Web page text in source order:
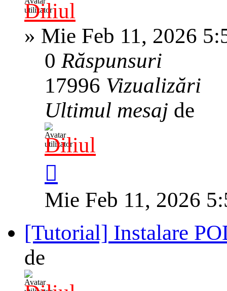
Diliul
» Mie Feb 11, 2026
0Răspunsuri
17996 Vizualizări
Ultimul mesaj de
Diliul
Mie Feb 11, 2026
[Tutorial] Instalare
de